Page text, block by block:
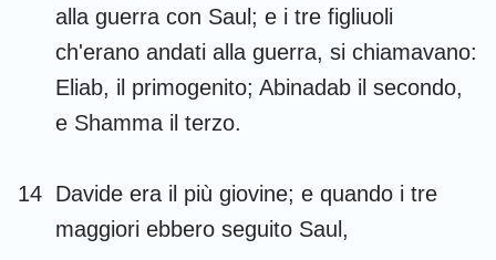
alla guerra con Saul; e i tre figliuoli
ch'erano andati alla guerra, si chiamavano:
Eliab, il primogenito; Abinadab il secondo,
e Shamma il terzo.
14 Davide era il più giovine; e quando i tre
maggiori ebbero seguito Saul,